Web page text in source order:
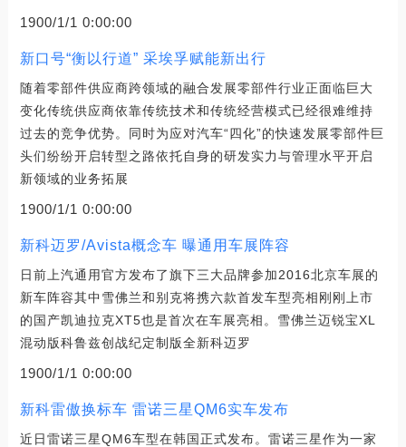
1900/1/1 0:00:00
新口号“衡以行道” 采埃孚赋能新出行
随着零部件供应商跨领域的融合发展零部件行业正面临巨大
变化传统供应商依靠传统技术和传统经营模式已经很难维持
过去的竞争优势。同时为应对汽车“四化”的快速发展零部件巨
头们纷纷开启转型之路依托自身的研发实力与管理水平开启
新领域的业务拓展
1900/1/1 0:00:00
新科迈罗/Avista概念车 曝通用车展阵容
日前上汽通用官方发布了旗下三大品牌参加2016北京车展的
新车阵容其中雪佛兰和别克将携六款首发车型亮相刚刚上市
的国产凯迪拉克XT5也是首次在车展亮相。雪佛兰迈锐宝XL
混动版科鲁兹创战纪定制版全新科迈罗
1900/1/1 0:00:00
新科雷傲换标车 雷诺三星QM6实车发布
近日雷诺三星QM6车型在韩国正式发布。雷诺三星作为一家